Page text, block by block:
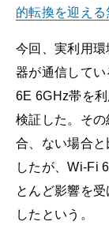
的転換を迎え
今回、実利用
器が通信して
6E 6GHz帯を
検証した。そ
合、ない場合
したが、Wi-Fi
とんど影響を
したという。